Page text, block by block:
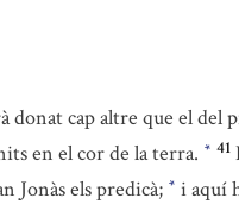
donat cap altre que el del
en el cor de la terra. * 41
Jonàs els predicà; * i aquí